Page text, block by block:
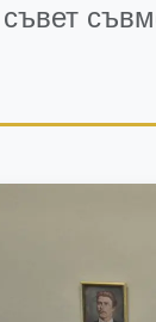
съвет